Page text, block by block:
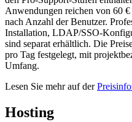
Anwendungen reichen von 60
nach Anzahl der Benutzer.
Installation, LDAP/SSO-
sind separat erhältlich. Die
pro Tag festgelegt, mit
Umfang.
Lesen Sie mehr auf der
Hosting